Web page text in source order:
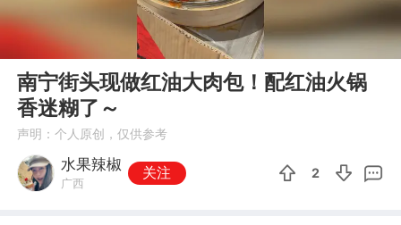
01:08
南宁街头现做红油大肉包！配红油火锅
香迷糊了～
声明：个人原创，仅供参考
水果辣椒
广西
关注 2